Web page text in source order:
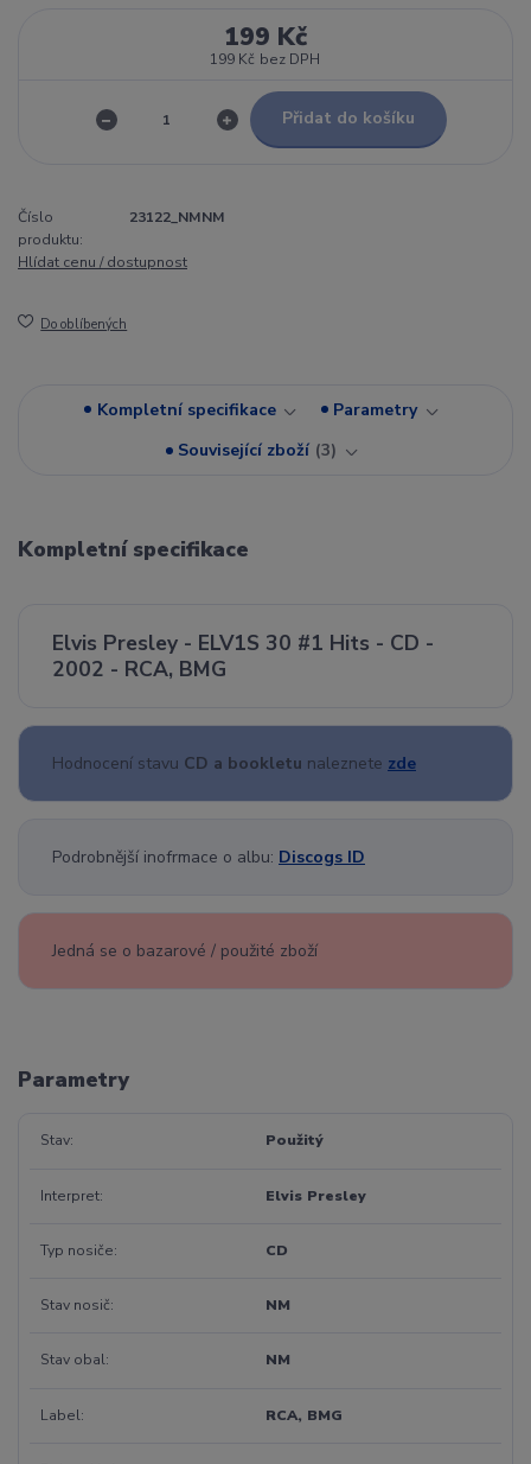
199 Kč
199 Kč bez DPH
Přidat do košíku
Číslo
produktu:
23122_NMNM
Hlídat cenu / dostupnost
Do oblíbených
Kompletní specifikace
Parametry
Související zboží 3
Kompletní specifikace
Elvis Presley - ELV1S 30 #1 Hits - CD -
2002 - RCA, BMG
Hodnocení stavu CD a bookletu naleznete zde
Podrobnější inofrmace o albu: Discogs ID
Jedná se o bazarové / použité zboží
Parametry
Stav Použitý
Interpret Elvis Presley
Typ nosiče CD
Stav nosič NM
Stav obal NM
Label RCA, BMG